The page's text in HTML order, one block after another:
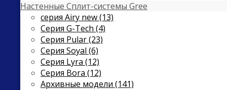
Настенные Сплит-системы Gree
серия Airy new (13)
Серия G-Tech (4)
Серия Pular (23)
Cерия Soyal (6)
Серия Lyra (12)
Серия Bora (12)
Архивные модели (141)